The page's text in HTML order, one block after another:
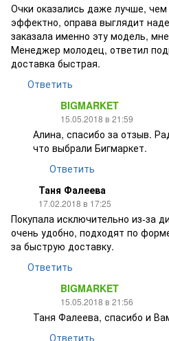
Очки оказались даже лучше,
эффектно, оправа выглядит
заказала именно эту модель,
Менеджер молодец, ответил
доставка быстрая.
Ответить
BIGMARKET
15.05.2018 в 21:59
Алина, спасибо за отзыв.
что выбрали Бигмаркет.
Ответить
Таня Фалеева
17.02.2018 в 17:25
Покупала исключительно из-за
очень удобно, подходят по
за быструю доставку.
Ответить
BIGMARKET
15.05.2018 в 21:56
Таня Фалеева, спасибо и
Ответить